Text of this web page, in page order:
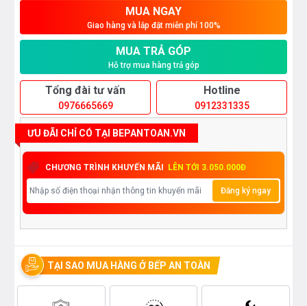
MUA NGAY
Giao hàng và lắp đặt miễn phí 100%
MUA TRẢ GÓP
Hỗ trợ mua hàng trả góp
Tổng đài tư vấn
0976665669
Hotline
0912331335
ƯU ĐÃI CHỈ CÓ TẠI BEPANTOAN.VN
CHƯƠNG TRÌNH KHUYẾN MÃI LÊN TỚI 3.050.000Đ
Đăng ký ngay
TẠI SAO MUA HÀNG Ở BẾP AN TOÀN